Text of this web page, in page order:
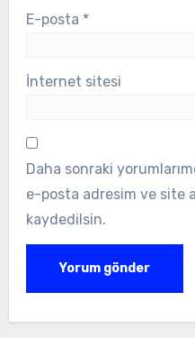
E-posta *
İnternet sitesi
Daha sonraki
e-posta adresim ve site
kaydedilsin.